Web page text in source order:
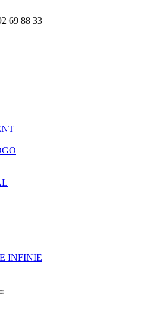
INFINIE